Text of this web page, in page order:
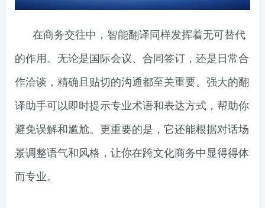
在商务交往中，智能翻译同样发挥着无可替代
的作用。无论是国际会议、合同签订，还是日常合
作洽谈，精确且贴切的沟通都至关重要。强大的翻
译助手可以即时提示专业术语和表达方式，帮助你
避免误解和尴尬。更重要的是，它还能根据对话场
景调整语气和风格，让你在跨文化商务中显得得体
而专业。